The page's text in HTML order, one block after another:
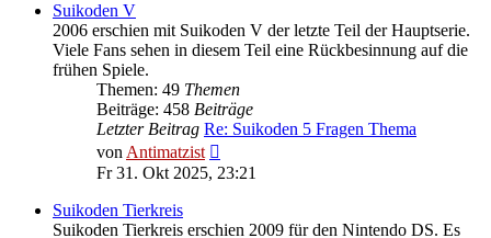
Suikoden V
2006 erschien mit Suikoden V der letzte Teil der Hauptserie.
Viele Fans sehen in diesem Teil eine Rückbesinnung auf die
frühen Spiele.
Themen: 49 Themen
Beiträge: 458 Beiträge
Letzter Beitrag Re: Suikoden 5 Fragen Thema
vonAntimatzist
Beitrag
Fr 31. Okt 2025, 23:21
Suikoden Tierkreis
Suikoden Tierkreis erschien 2009 für den Nintendo DS. Es